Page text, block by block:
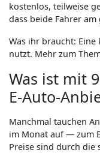
kostenlos, teilweise
dass beide Fahrer
Was ihr braucht: Eine
nutzt. Mehr zum
Was ist mit
E-Auto-
Manchmal tauchen
im Monat auf — zum
Preise sind durch die